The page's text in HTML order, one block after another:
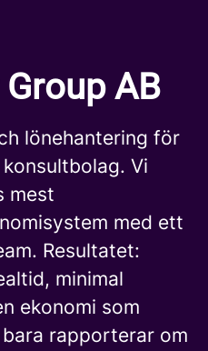
AB
lönehantering för
Vi
mest
med ett
Resultatet:
minimal
ekonomi som
rapporterar om